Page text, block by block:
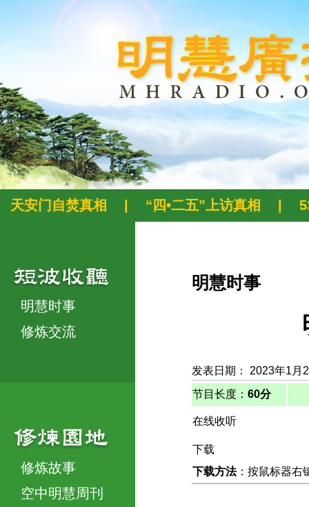
天安门自焚真相 “四•二五”上访真相
明慧时事
修炼交流
修炼故事
空中明慧周刊
明慧时事
发表日期： 2023年1月
节目长度： 60分
在线收听
下载
下载方法：按鼠标器右